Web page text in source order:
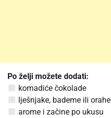
Po želji možete dodati:
komadiće čokolade
lješnjake, bademe ili orahe
arome i začine po ukusu